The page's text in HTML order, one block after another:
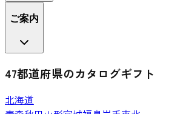
ご案内
47都道府県のカタログギフト
北海道